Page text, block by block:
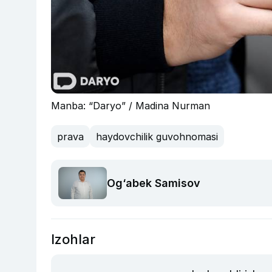
Manba: “Daryo” / Madina Nurman
prava haydovchilik guvohnomasi
Og‘abek Samisov
Izohlar